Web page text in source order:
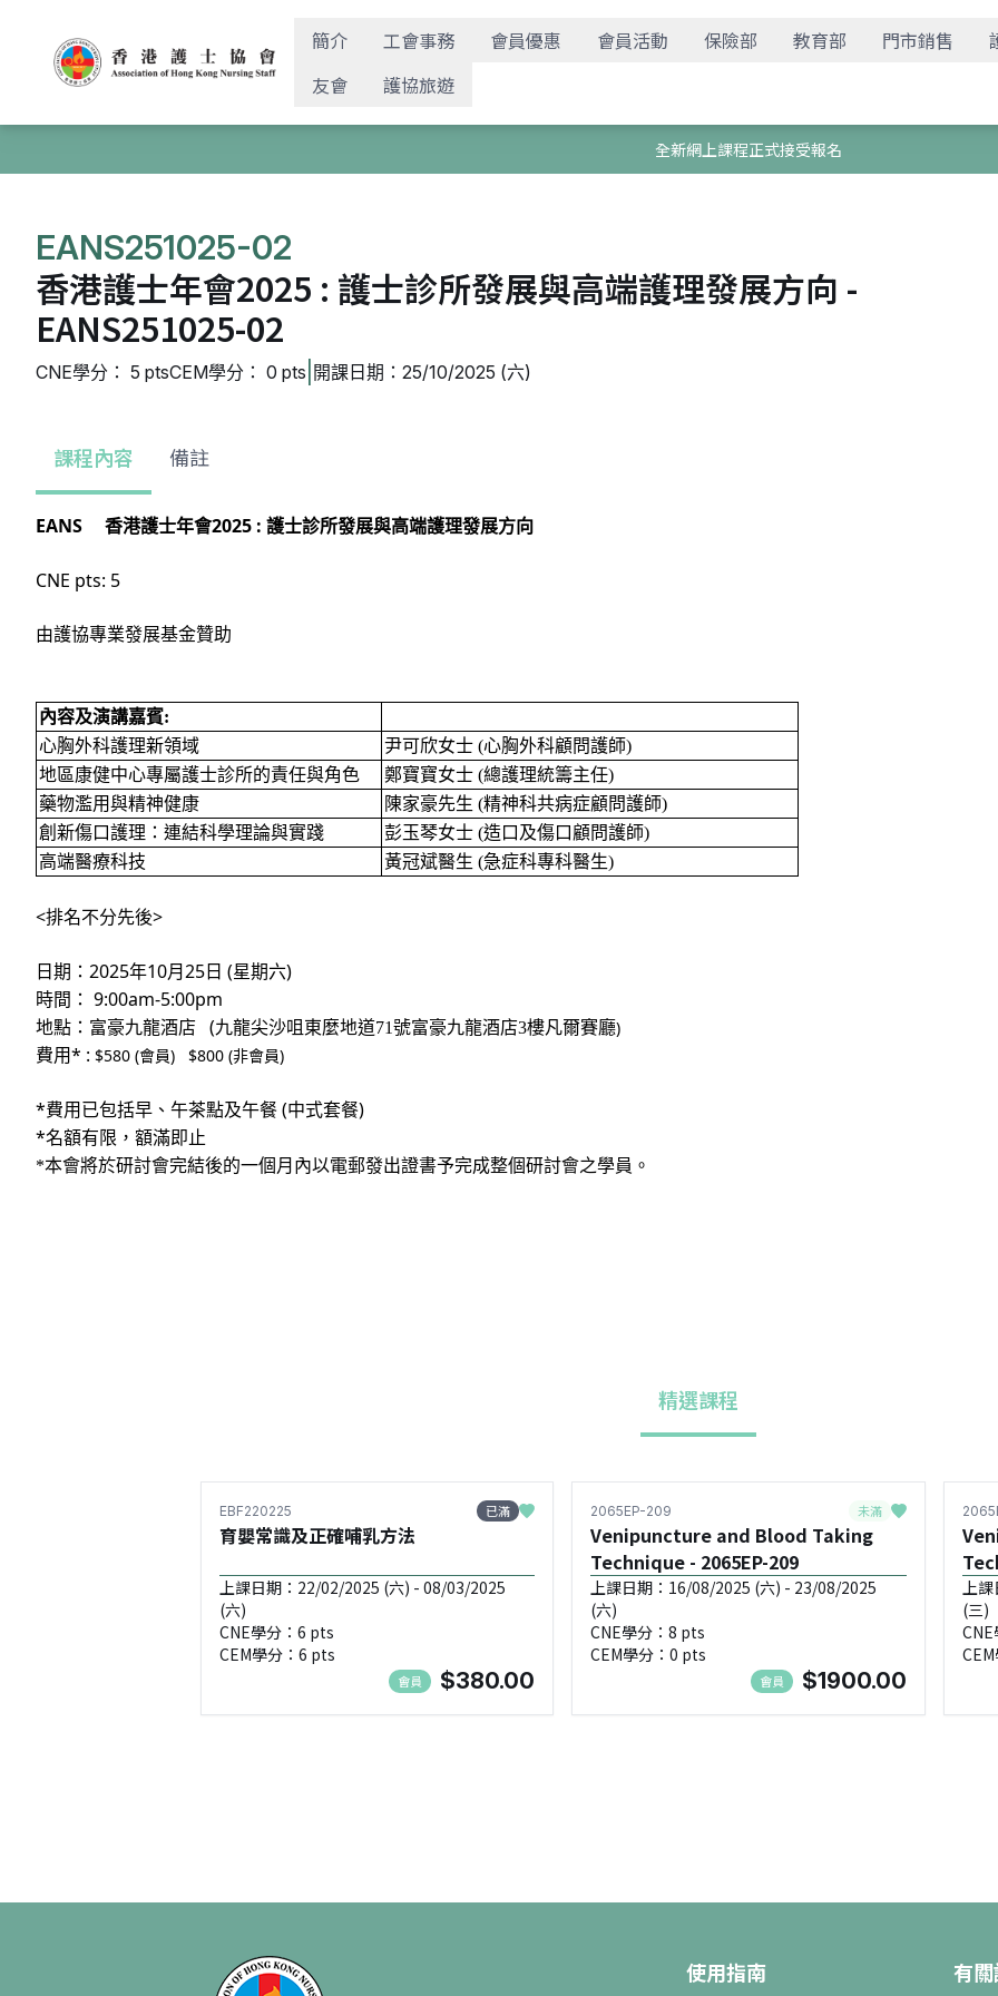
簡介 工會事務 會員優惠 會員活動 保險部 教育部 門市銷售
友會
護協旅遊
全新網上課程正式接受報名
EANS251025-02
香港護士年會2025 : 護士診所發展與高端護理發展方向 -
EANS251025-02
CNE學分： 5 ptsCEM學分： 0 pts 開課日期：25/10/2025 (六)
課程內容 備註
EANS 香港護士年會2025 : 護士診所發展與高端護理發展方向
CNE pts: 5
由護協專業發展基金贊助
內容及演講嘉賓:
心胸外科護理新領域
尹可欣女士(心胸外科顧問護師)
地區康健中心專屬護士診所的責任與角色
鄭寶寶女士(總護理統籌主任)
藥物濫用與精神健康
陳家豪先生 (精神科共病症顧問護師)
創新傷口護理：連結科學理論與實踐
彭玉琴女士(造口及傷口顧問護師)
高端醫療科技
黃冠斌醫生 (急症科專科醫生)
<排名不分先後>
日期： 2025年10月 25 日 (星期六)
時間： 9:00am-5:00pm
地點： 富豪九龍酒店 (九龍尖沙咀東麼地道71號富豪九龍酒店3樓凡爾賽廳)
費用* : $580 (會員) $800 (非會員)
*費用已包括早、午茶點及午餐 (中式套餐)
*名額有限，額滿即止
*本會將於研討會完結後的一個月內以電郵發出證書予完成整個研討會之學員。
精選課程
EBF220225 已滿
育嬰常識及正確哺乳方法
上課日期：22/02/2025 (六) - 08/03/2025
(六)
CNE學分：6 pts
CEM學分：6 pts
會員 $380.00
2065EP-209 未滿
Venipuncture and Blood Taking
Technique - 2065EP-209
上課日期：16/08/2025 (六) - 23/08/2025
(六)
CNE學分：8 pts
CEM學分：0 pts
會員 $1900.00
上
(三)
使用指南 有